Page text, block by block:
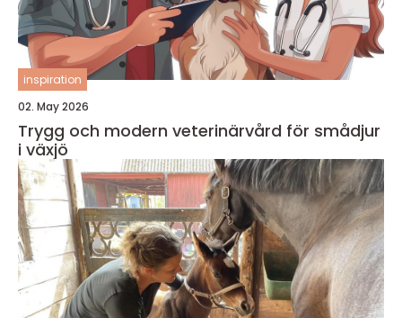
inspiration
02. May 2026
Trygg och modern veterinärvård för smådjur
i växjö